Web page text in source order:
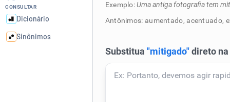
Humanizador de IA
CONSULTAR
Dicionário
Sinônimos
Exemplo: Uma antiga fotografia tem
Antônimos: aumentado, acentuado,